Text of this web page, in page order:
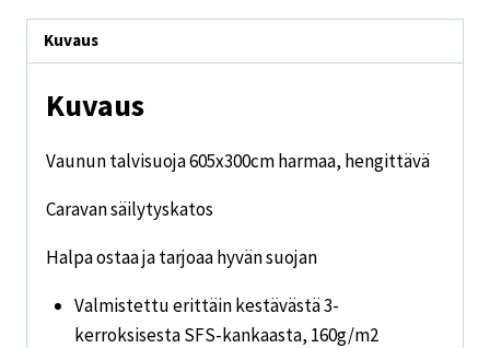
Kuvaus
Kuvaus
Vaunun talvisuoja 605x300cm harmaa, hengittävä
Caravan säilytyskatos
Halpa ostaa ja tarjoaa hyvän suojan
Valmistettu erittäin kestävästä 3-
kerroksisesta SFS-kankaasta, 160g/m2